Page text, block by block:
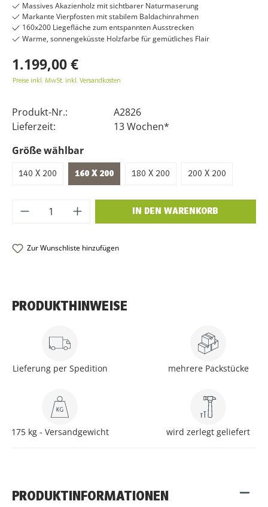
Massives Akazienholz mit sichtbarer Naturmaserung
Markante Vierpfosten mit stabilem Baldachinrahmen
160x200 Liegefläche zum entspannten Ausstrecken
Warme, sonnengeküsste Holzfarbe für gemütliches Flair
1.199,00 €
Preise inkl. MwSt. inkl. Versandkosten
Produkt-Nr.:
A2826
Lieferzeit:
13 Wochen*
Größe wählbar
140 X 200 160 X 200 180 X 200 200 X 200
Produkt Anzahl: Gib den gewünschten
IN DEN WARENKORB
Zur Wunschliste hinzufügen
PRODUKTHINWEISE
Lieferung per Spedition mehrere Packstücke
175 kg - Versandgewicht wird zerlegt geliefert
PRODUKTINFORMATIONEN